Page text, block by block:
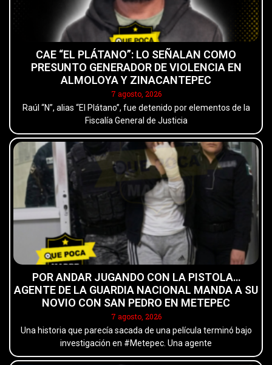
CAE “EL PLÁTANO”: LO SEÑALAN COMO
PRESUNTO GENERADOR DE VIOLENCIA EN
ALMOLOYA Y ZINACANTEPEC
7 agosto, 2026
Raúl “N”, alias “El Plátano”, fue detenido por elementos de la
Fiscalía General de Justicia
POR ANDAR JUGANDO CON LA PISTOLA…
AGENTE DE LA GUARDIA NACIONAL MANDA A SU
NOVIO CON SAN PEDRO EN METEPEC
7 agosto, 2026
Una historia que parecía sacada de una película terminó bajo
investigación en #Metepec. Una agente